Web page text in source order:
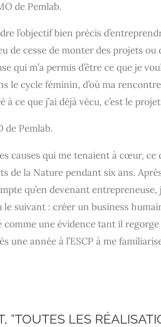
de Pemlab.
l’objectif bien précis
de cesse de monter des projets
qui m’a permis d’être ce que je
le cycle féminin, d’où ma
ce que j’ai déjà vécu, c’est le projet
de Pemlab.
causes qui me tenaient à cœur, ce
de la Nature pendant six ans.
qu’en devenant entrepreneuse,
suivant : créer un business
comme une évidence tant il
une année à l’ESCP à me
“TOUTES LES